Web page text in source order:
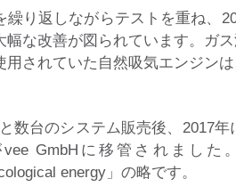
繰り返しながらテストを重ね、
幅な改善が図られています。ガ
用されていた自然吸気エンジン
数台のシステム販売後、2017
GmbHに移管されました
energy」の略です。